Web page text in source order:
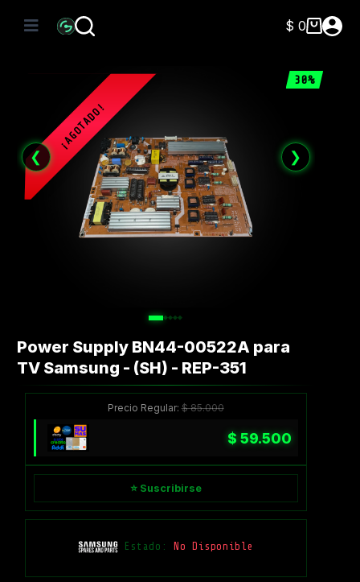
Carro
$ 0
30%
❮ ❯
Power Supply BN44-00522A para
TV Samsung - (SH) - REP-351
Precio Regular:$85.000
$59.500
⭐ Suscribirse
Estado: No Disponible